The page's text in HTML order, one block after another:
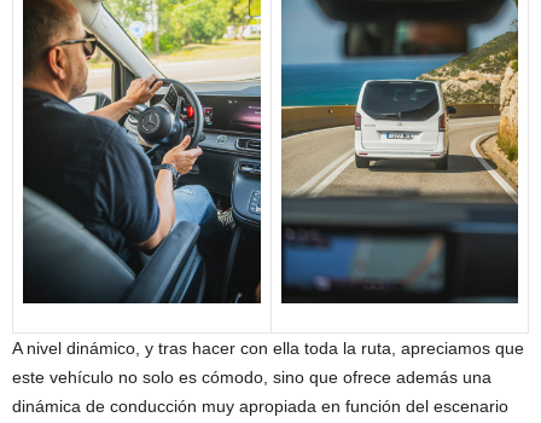
A nivel dinámico, y tras hacer con ella toda la ruta, apreciamos que
este vehículo no solo es cómodo, sino que ofrece además una
dinámica de conducción muy apropiada en función del escenario